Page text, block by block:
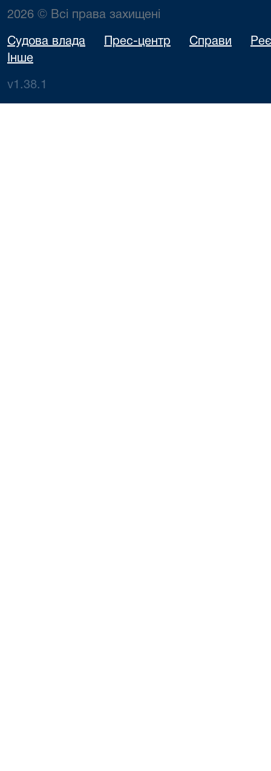
2026 © Всі права захищені
Судова влада Прес-центр Справи
Інше
v1.38.1